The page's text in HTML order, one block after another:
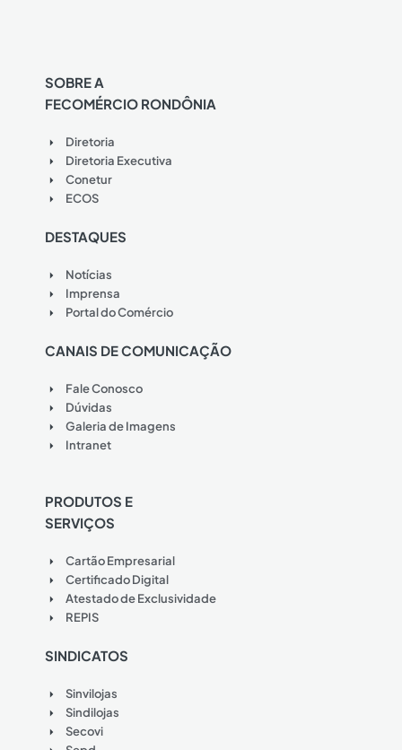
SOBRE A
FECOMÉRCIO RONDÔNIA
Diretoria
Diretoria Executiva
Conetur
ECOS
DESTAQUES
Notícias
Imprensa
Portal do Comércio
CANAIS DE COMUNICAÇÃO
Fale Conosco
Dúvidas
Galeria de Imagens
Intranet
PRODUTOS E
SERVIÇOS
Cartão Empresarial
Certificado Digital
Atestado de Exclusividade
REPIS
SINDICATOS
Sinvilojas
Sindilojas
Secovi